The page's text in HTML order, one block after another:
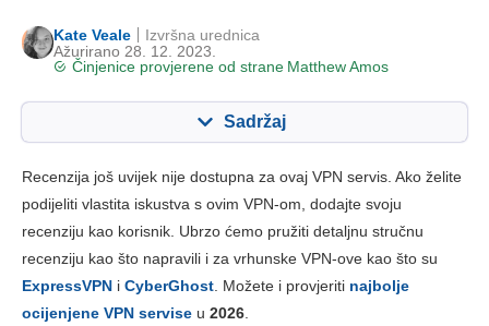
Kate Veale
Ažurirano 28. 12. 2023.
Činjenice provjerene od strane Matthew Amos
Izvršna urednica
Sadržaj
Ključne značajke 6.7
Instalacija i aplikacije 6.0
Pouzdanost i podrška 7.0
Recenzija još uvijek nije dostupna za ovaj VPN servis. Ako želite
podijeliti vlastita iskustva s ovim VPN-om, dodajte svoju
recenziju kao korisnik. Ubrzo ćemo pružiti detaljnu stručnu
recenziju kao što napravili i za vrhunske VPN-ove kao što su
ExpressVPN i CyberGhost. Možete i provjeriti najbolje
ocijenjene VPN servise u 2026.